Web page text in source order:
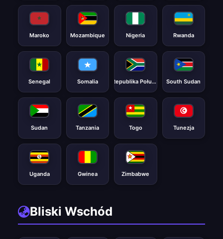
Maroko Mozambique Nigeria Rwanda
Senegal Somalia Republika Południowej Afryki South Sudan
Sudan Tanzania Togo Tunezja
Uganda Gwinea Zimbabwe
Bliski Wschód